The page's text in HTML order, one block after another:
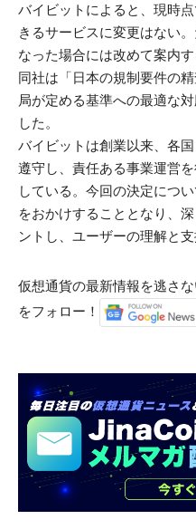
バイビットによると、現時
きるサービスに変更はない
なった場合には改めて案内す
同社は「日本の規制要件の
局が定める基準への最適な
した。
バイビットは創業以来、各
遵守し、責任ある事業運営
している。今回の決定につ
をおかけすることとなり、
ントし、ユーザーの理解と支
仮想通貨の最新情報を逃さ
をフォロー！